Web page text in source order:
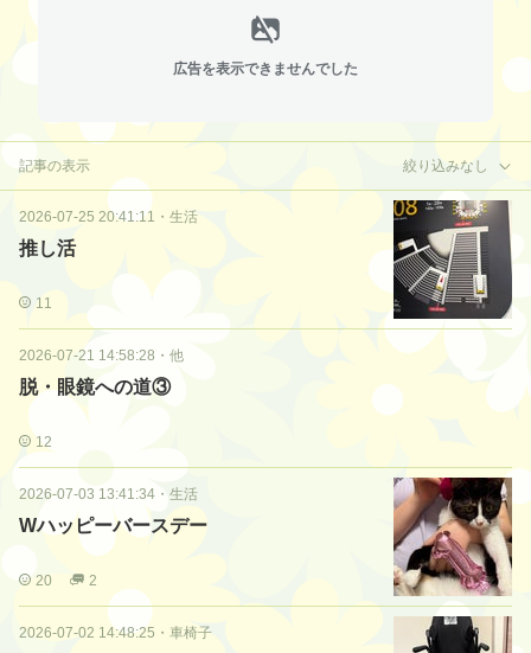
広告を表示できませんでした
記事の表示 絞り込みなし
2026-07-25 20:41:11 ・ 生活
推し活
11
2026-07-21 14:58:28 ・ 他
脱・眼鏡への道③
12
2026-07-03 13:41:34 ・ 生活
Wハッピーバースデー
20 2
2026-07-02 14:48:25 ・ 車椅子